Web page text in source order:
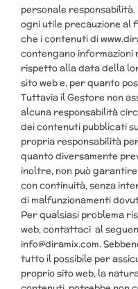
personale
ogni utile precauzione al
che i contenuti di
contengano
rispetto alla data della
sito web e, per quanto
Tuttavia il Gestore non
alcuna responsabilità
dei contenuti pubblicati
propria responsabilità
quanto diversamente
inoltre, non può
con continuità, senza
di malfunzionamenti
Per qualsiasi problema
web, contattaci al
info@diramix.com.
tutto il possibile per
proprio sito web, la